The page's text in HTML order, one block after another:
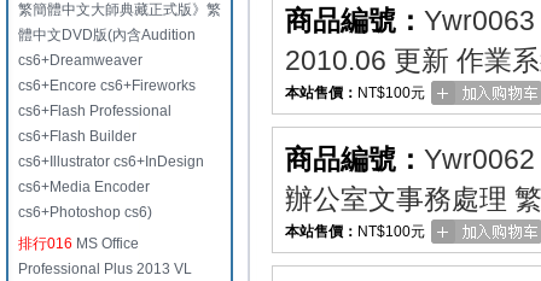
繁簡體中文大師典藏正式版》繁
體中文DVD版(內含Audition
cs6+Dreamweaver
cs6+Encore cs6+Fireworks
cs6+Flash Professional
cs6+Flash Builder
cs6+Illustrator cs6+InDesign
cs6+Media Encoder
cs6+Photoshop cs6)
排行016 MS Office
Professional Plus 2013 VL
商品編號： Ywr0063
2010.06 更新 作業
本站售價： NT$100元
商品編號： Ywr0062
辦公室文事務處理
本站售價： NT$100元